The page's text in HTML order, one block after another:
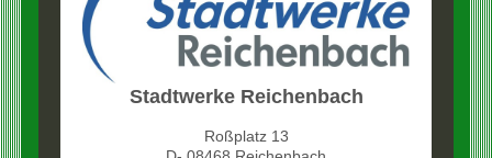
Stadtwerke Reichenbach
Roßplatz 13